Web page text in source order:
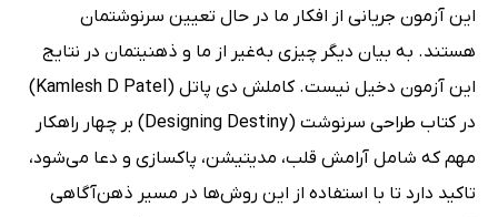
این آزمون جریانی از افکار ما در حال تعیین سرنوشتمان
هستند. به ‌بیان دیگر چیزی به‌غیر از ما و ذهنیتمان در نتایج
این آزمون دخیل نیست. کاملش دی پاتل (Kamlesh D Patel)
در کتاب طراحی سرنوشت (Designing Destiny) بر چهار راهکار
مهم که شامل آرامش قلب، مدیتیشن، پاکسازی و دعا می‌شود،
تاکید دارد تا با استفاده از این روش‌ها در مسیر ذهن‌آگاهی